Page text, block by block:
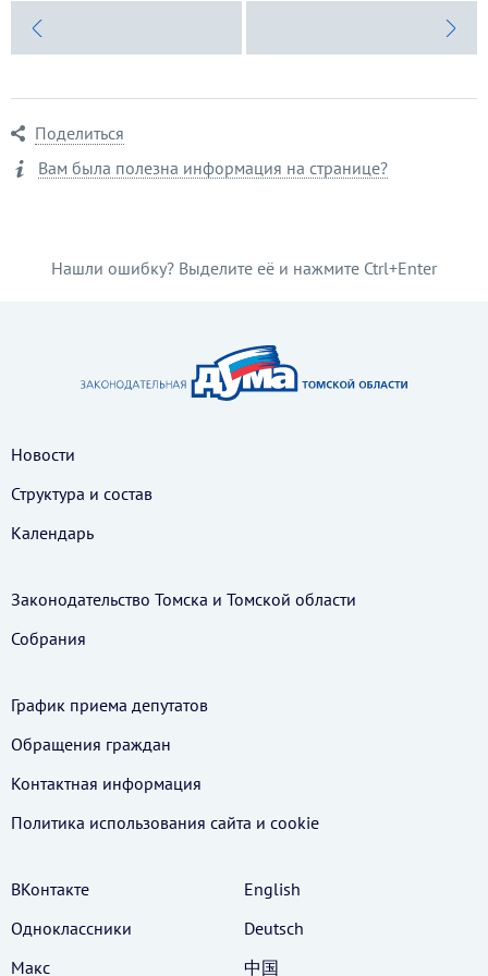
Поделиться
Вам была полезна информация на странице?
Нашли ошибку? Выделите её и нажмите Ctrl+Enter
Новости
Структура и состав
Календарь
Законодательство Томска и Томской области
Собрания
График приема депутатов
Обращения граждан
Контактная информация
Политика использования cайта и cookie
ВКонтакте
Одноклассники
Макс
English
Deutsch
中国